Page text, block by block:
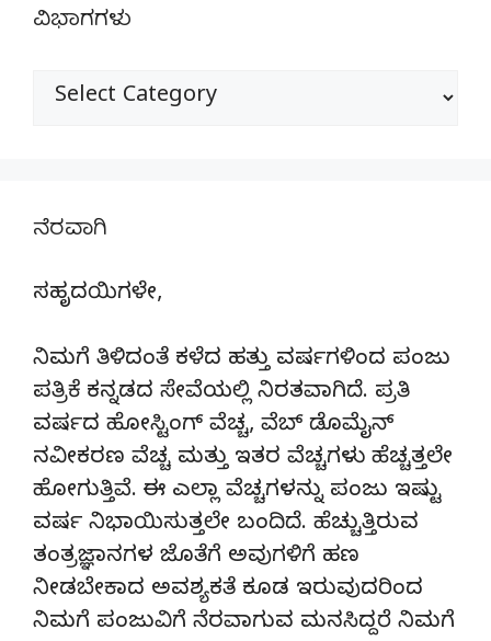
ವಿಭಾಗಗಳು
ವಿಭಾಗಗಳು
ನೆರವಾಗಿ
ಸಹೃದಯಿಗಳೇ,
ನಿಮಗೆ ತಿಳಿದಂತೆ ಕಳೆದ ಹತ್ತು ವರ್ಷಗಳಿಂದ ಪಂಜು
ಪತ್ರಿಕೆ ಕನ್ನಡದ ಸೇವೆಯಲ್ಲಿ ನಿರತವಾಗಿದೆ. ಪ್ರತಿ
ವರ್ಷದ ಹೋಸ್ಟಿಂಗ್‌ ವೆಚ್ಚ, ವೆಬ್‌ ಡೊಮೈನ್‌
ನವೀಕರಣ ವೆಚ್ಚ ಮತ್ತು ಇತರ ವೆಚ್ಚಗಳು ಹೆಚ್ಚತ್ತಲೇ
ಹೋಗುತ್ತಿವೆ. ಈ ಎಲ್ಲಾ ವೆಚ್ಚಗಳನ್ನು ಪಂಜು ಇಷ್ಟು
ವರ್ಷ ನಿಭಾಯಿಸುತ್ತಲೇ ಬಂದಿದೆ. ಹೆಚ್ಚುತ್ತಿರುವ
ತಂತ್ರಜ್ಞಾನಗಳ ಜೊತೆಗೆ ಅವುಗಳಿಗೆ ಹಣ
ನೀಡಬೇಕಾದ ಅವಶ್ಯಕತೆ ಕೂಡ ಇರುವುದರಿಂದ
ನಿಮಗೆ ಪಂಜುವಿಗೆ ನೆರವಾಗುವ ಮನಸಿದ್ದರೆ ನಿಮಗೆ